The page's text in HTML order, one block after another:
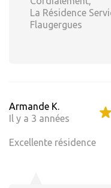
La Résidence
Flaugergues
Armande K.
Il y a 3 années
Excellente résidence